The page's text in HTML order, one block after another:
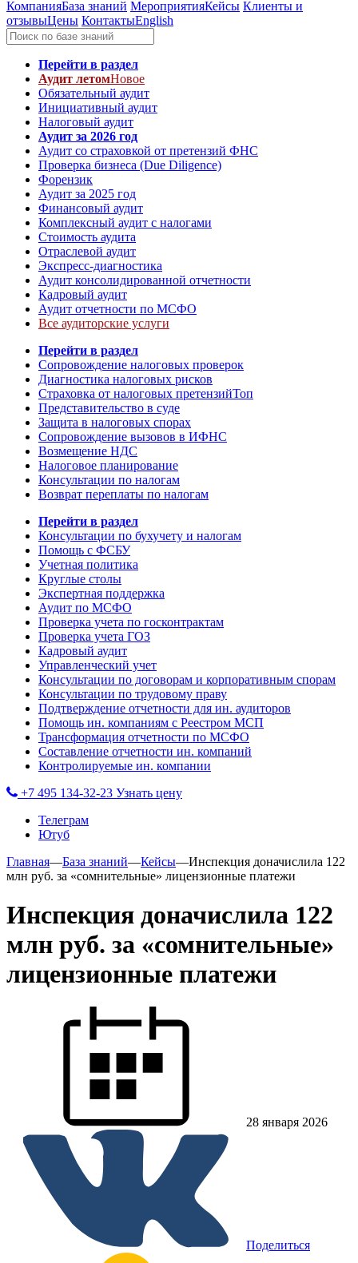
КомпанияБаза знаний МероприятияКейсы Клиенты и
отзывыЦены КонтактыEnglish
Перейти в раздел
Аудит летомНовое
Обязательный аудит
Инициативный аудит
Налоговый аудит
Аудит за 2026 год
Аудит со страховкой от претензий ФНС
Проверка бизнеса (Due Diligence)
Форензик
Аудит за 2025 год
Финансовый аудит
Комплексный аудит с налогами
Стоимость аудита
Отраслевой аудит
Экспресс-диагностика
Аудит консолидированной отчетности
Кадровый аудит
Аудит отчетности по МСФО
Все аудиторские услуги
Перейти в раздел
Сопровождение налоговых проверок
Диагностика налоговых рисков
Страховка от налоговых претензийТоп
Представительство в суде
Защита в налоговых спорах
Сопровождение вызовов в ИФНС
Возмещение НДС
Налоговое планирование
Консультации по налогам
Возврат переплаты по налогам
Перейти в раздел
Консультации по бухучету и налогам
Помощь с ФСБУ
Учетная политика
Круглые столы
Экспертная поддержка
Аудит по МСФО
Проверка учета по госконтрактам
Проверка учета ГОЗ
Кадровый аудит
Управленческий учет
Консультации по договорам и корпоративным спорам
Консультации по трудовому праву
Подтверждение отчетности для ин. аудиторов
Помощь ин. компаниям с Реестром МСП
Трансформация отчетности по МСФО
Составление отчетности ин. компаний
Контролируемые ин. компании
+7 495 134-32-23 Узнать цену
Телеграм
Ютуб
Главная—База знаний—Кейсы—Инспекция доначислила 122
млн руб. за «сомнительные» лицензионные платежи
Инспекция доначислила 122
млн руб. за «сомнительные»
лицензионные платежи
28 января 2026
Поделиться